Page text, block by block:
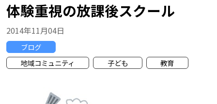
体験重視の放課後スクール
2014年11月04日
ブログ
地域コミュニティ
子ども 教育